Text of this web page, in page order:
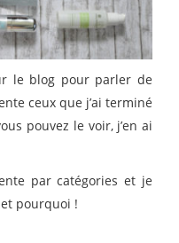
le blog pour parler de
ceux que j’ai terminé
pouvez le voir, j’en ai
par catégories et je
pourquoi !